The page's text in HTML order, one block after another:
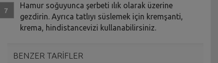
Hamur soğuyunca şerbeti ılık olarak üzerine
gezdirin. Ayrıca tatlıyı süslemek için kremşanti,
krema, hindistancevizi kullanabilirsiniz.
BENZER TARİFLER